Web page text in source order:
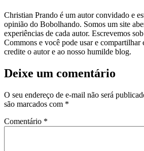
Christian Prando é um autor convidado e
opinião do Bobolhando. Somos um site
experiências de cada autor. Escrevemos
Commons e você pode usar e compartilhar
credite o autor e ao nosso humilde blog.
Deixe um comentário
O seu endereço de e-mail não será
são marcados com *
Comentário *